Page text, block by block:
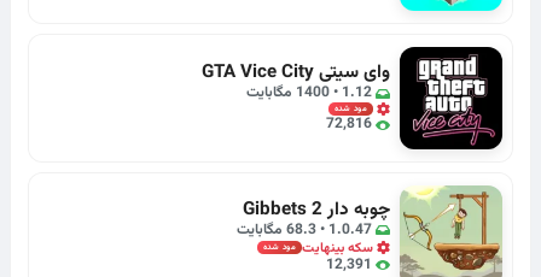
وای سیتی GTA Vice City
1.12 • 1400 مگابایت
مود شده
72,816
چوبه دار Gibbets 2
1.0.47 • 68.3 مگابایت
سکه بینهایت مود شده
12,391